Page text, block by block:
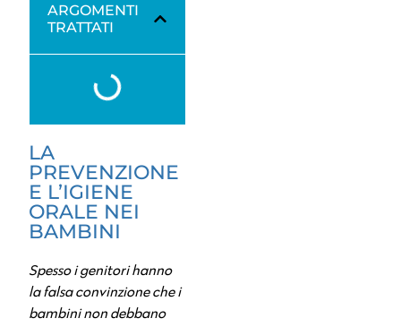
ARGOMENTI
TRATTATI
LA
PREVENZIONE
E L’IGIENE
ORALE NEI
BAMBINI
Spesso i genitori hanno
la falsa convinzione che i
bambini non debbano